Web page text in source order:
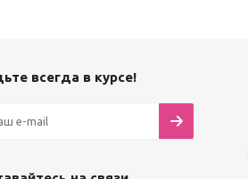
всегда в курсе!